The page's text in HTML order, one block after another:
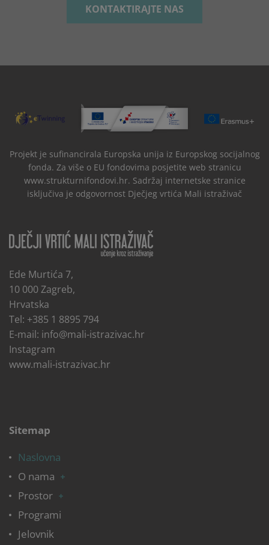
KONTAKTIRAJTE NAS
Projekt je sufinancirala Europska unija iz Europskog socijalnog
fonda. Za više o EU fondovima posjetite web stranicu
www.strukturnifondovi.hr. Sadržaj internetske stranice
isključiva je odgovornost Dječjeg vrtića Mali istraživač
Ede Murtića 7,
10 000 Zagreb,
Hrvatska
Tel: +385 1 8895 794
E-mail: info@mali-istrazivac.hr
Instagram
www.mali-istrazivac.hr
Sitemap
Naslovna
O nama
Prostor
Programi
Jelovnik